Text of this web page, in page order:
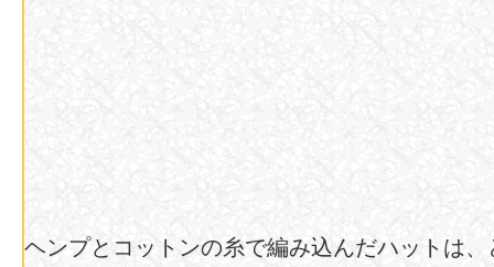
ヘンプとコットンの糸で編み込んだハットは